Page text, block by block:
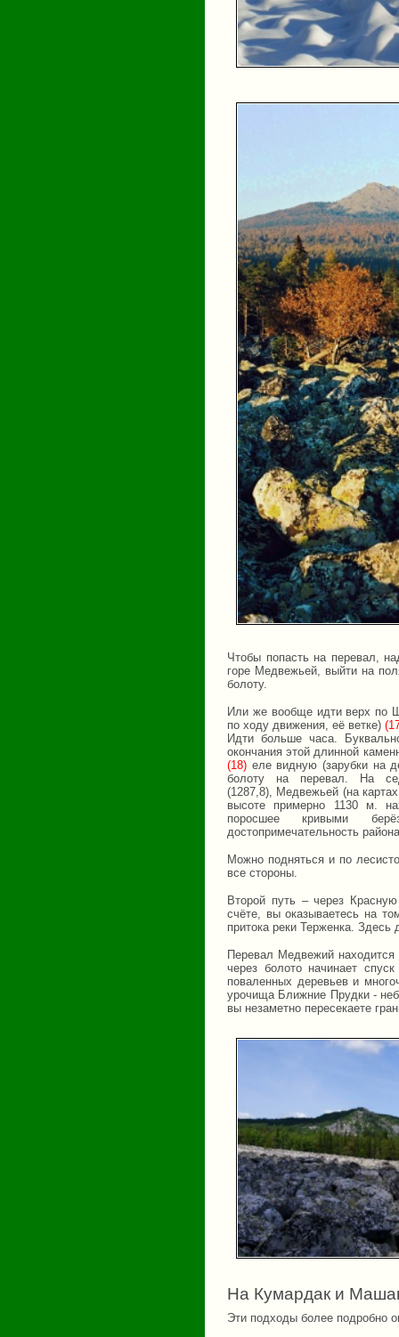
Чтобы попасть на перевал,
горе Медвежьей, выйти на
болоту.
Или же вообще идти верх по
по ходу движения, её ветке)
Идти больше часа.
окончания этой длинной
(18) еле видную (зарубки на
болоту на перевал. На
(1287,8), Медвежьей (на
высоте примерно 1130 м.
поросшее кривыми
достопримечательность
Можно подняться и по
все стороны.
Второй путь – через
счёте, вы оказываетесь на
притока реки Терженка.
Перевал Медвежий находится
через болото начинает
поваленных деревьев и
урочища Ближние Прудки -
вы незаметно пересекаете
На Кумардак и
Эти подходы более подробно